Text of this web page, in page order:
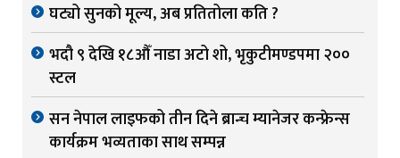
घट्यो सुनको मूल्य, अब प्रतितोला कति ?
भदौ ९ देखि १८औँ नाडा अटो शो, भृकुटीमण्डपमा २००
स्टल
सन नेपाल लाइफको तीन दिने ब्रान्च म्यानेजर कन्फ्रेन्स
कार्यक्रम भव्यताका साथ सम्पन्न